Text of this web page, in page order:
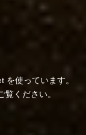
を使っています。
覧ください。